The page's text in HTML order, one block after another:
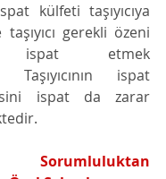
külfeti taşıyıcıya
gerekli özeni
ispat etmek
Taşıyıcının ispat
ispat da zarar
Sorumluluktan